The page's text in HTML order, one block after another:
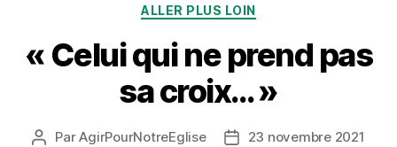
Catégories
ALLER PLUS LOIN
« Celui qui ne prend pas
sa croix… »
Auteur
ParAgirPourNotreEglise
Date23 novembre 2021